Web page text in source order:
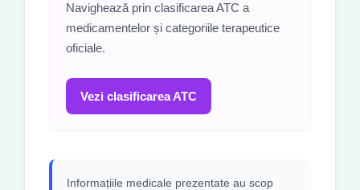
Navighează prin clasificarea ATC a
medicamentelor și categoriile terapeutice
oficiale.
Vezi clasificarea ATC
Informațiile medicale prezentate au scop